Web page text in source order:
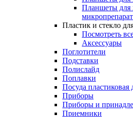
Планшеты для
Пластик и стекло
Посмотреть
Аксессуары
Поглотители
Подставки
Полислайд
Поплавки
Посуда пластиковая
Приборы
Приборы и
Приемники